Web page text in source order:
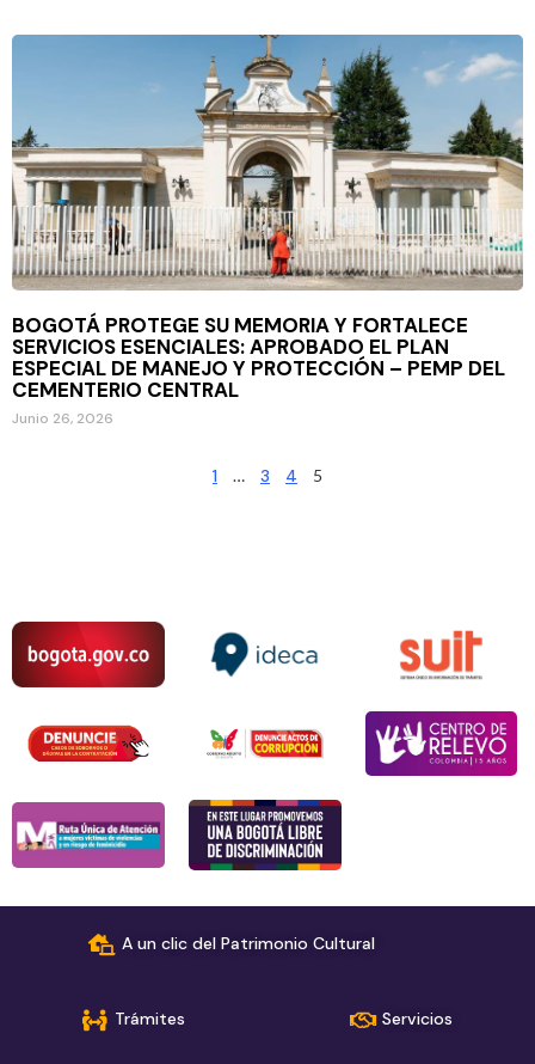
BOGOTÁ PROTEGE SU MEMORIA Y FORTALECE
SERVICIOS ESENCIALES: APROBADO EL PLAN
ESPECIAL DE MANEJO Y PROTECCIÓN – PEMP DEL
CEMENTERIO CENTRAL
Junio 26, 2026
1 … 3 4 5
A un clic del Patrimonio Cultural
Trámites Servicios